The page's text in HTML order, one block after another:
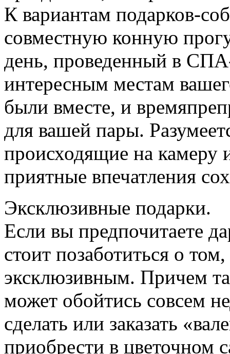
К вариантам подарков-
совместную конную
день, проведенный в
интересным местам
были вместе, и
для вашей пары.
происходящие на камеру
приятные впечатления
Эксклюзивные подарки.
Если вы предпочитаете
стоит позаботиться о
эксклюзивным. Причем
может обойтись совсем
сделать или заказать
приобрести в цветочном